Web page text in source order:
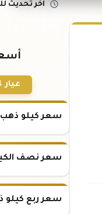
آخر تحديث
عيار 24
سعر كيلو ذهب
سعر نصف
سعر ربع كيلو